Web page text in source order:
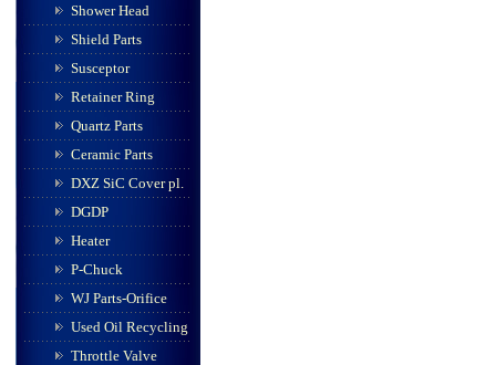
Shower Head
Shield Parts
Susceptor
Retainer Ring
Quartz Parts
Ceramic Parts
DXZ SiC Cover pl.
DGDP
Heater
P-Chuck
WJ Parts-Orifice
Used Oil Recycling
Throttle Valve